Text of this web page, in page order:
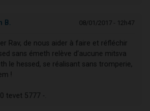
B. 08/01/2017 - 12h47
Rav, de nous aider à faire et réfléchir
sans émeth relève d’aucune mitsva
le hessed, se réalisant sans tromperie,
!
tevet 5777 -.